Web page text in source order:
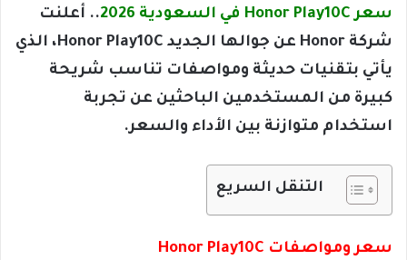
سعر Honor Play10C في السعودية 2026
.. أعلنت
شركة Honor عن جوالها الجديد Honor Play10C، الذي
يأتي بتقنيات حديثة ومواصفات تناسب شريحة
كبيرة من المستخدمين الباحثين عن تجربة
استخدام متوازنة بين الأداء والسعر.
التنقل السريع
سعر ومواصفات Honor Play10C